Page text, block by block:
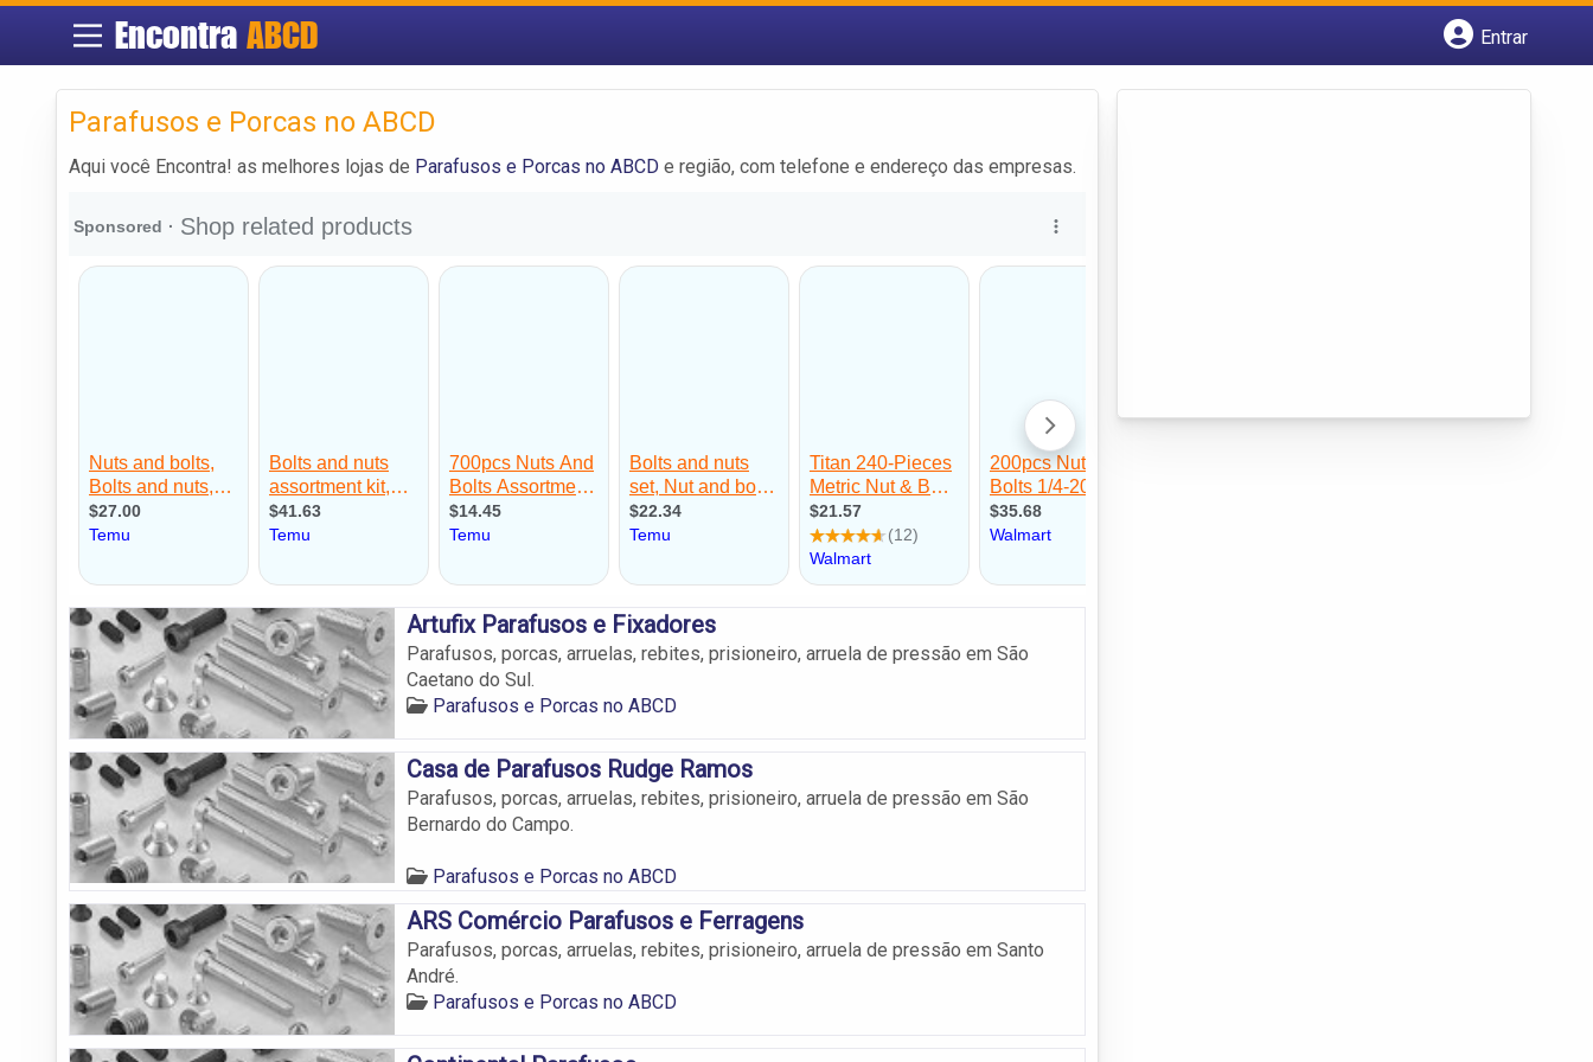
Encontra ABCD
Entrar
Parafusos e Porcas no ABCD
Aqui você Encontra! as melhores lojas de Parafusos e Porcas no ABCD e região, com telefone e endereço das empresas.
Artufix Parafusos e Fixadores
Parafusos, porcas, arruelas, rebites, prisioneiro, arruela de pressão em São
Caetano do Sul.
Parafusos e Porcas no ABCD
Casa de Parafusos Rudge Ramos
Parafusos, porcas, arruelas, rebites, prisioneiro, arruela de pressão em São
Bernardo do Campo.
Parafusos e Porcas no ABCD
ARS Comércio Parafusos e Ferragens
Parafusos, porcas, arruelas, rebites, prisioneiro, arruela de pressão em Santo
André.
Parafusos e Porcas no ABCD